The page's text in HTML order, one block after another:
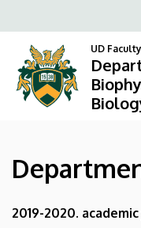
Meetings
Biophysics
and
to
content
UD
2019-2020.